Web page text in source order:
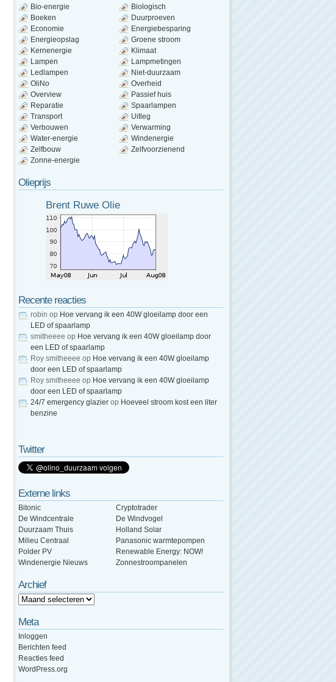
Bio-energie
Biologisch
Boeken
Duurproeven
Economie
Energiebesparing
Energieopslag
Groene stroom
Kernenergie
Klimaat
Lampen
Lampmetingen
Ledlampen
Niet-duurzaam
OliNo
Overheid
Overview
Passief huis
Reparatie
Spaarlampen
Transport
Uitleg
Verbouwen
Verwarming
Water-energie
Windenergie
Zelfbouw
Zelfvoorzienend
Zonne-energie
Olieprijs
Brent Ruwe Olie
Recente reacties
robin op Hoe vervang ik een 40W gloeilamp door een
LED of spaarlamp
smitheeee op Hoe vervang ik een 40W gloeilamp door
een LED of spaarlamp
Roy smitheeee op Hoe vervang ik een 40W gloeilamp
door een LED of spaarlamp
Roy smitheeee op Hoe vervang ik een 40W gloeilamp
door een LED of spaarlamp
24/7 emergency glazier op Hoeveel stroom kost een liter
benzine
Twitter
Externe links
Bitonic
Cryptotrader
De Windcentrale
De Windvogel
Duurzaam Thuis
Holland Solar
Milieu Centraal
Panasonic warmtepompen
Polder PV
Renewable Energy: NOW!
Windenergie Nieuws
Zonnestroompanelen
Archief
Meta
Inloggen
Berichten feed
Reacties feed
WordPress.org